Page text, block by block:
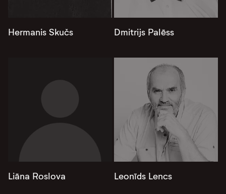
Hermanis Skučs Dmitrijs Palēss
Liāna Roslova Leonīds Lencs